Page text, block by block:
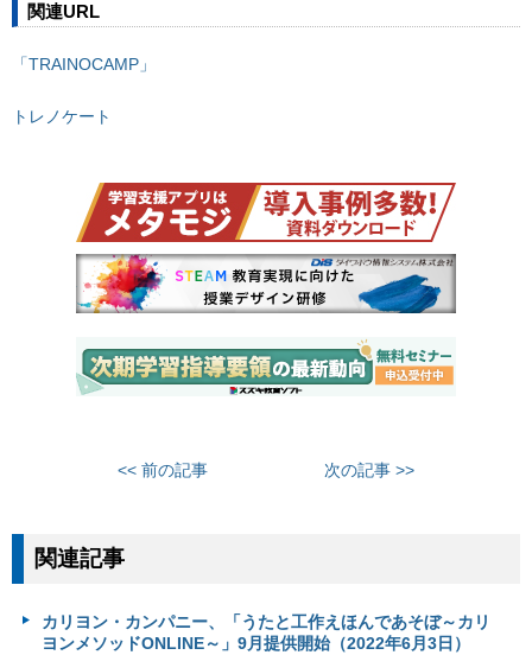
関連URL
「TRAINOCAMP」
トレノケート
<< 前の記事 次の記事 >>
関連記事
カリヨン・カンパニー、「うたと工作えほんであそぼ～カリ
ヨンメソッドONLINE～」9月提供開始（2022年6月3日）